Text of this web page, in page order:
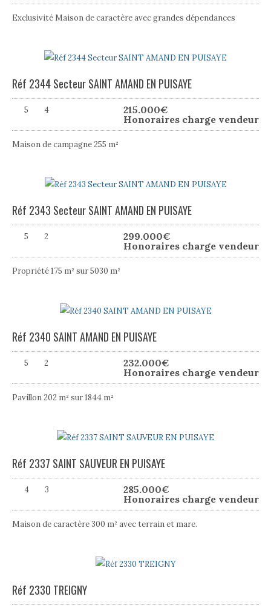
Exclusivité Maison de caractère avec grandes dépendances
Réf 2344 Secteur SAINT AMAND EN PUISAYE
5 4 215.000€
Honoraires charge vendeur
Maison de campagne 255 m²
Réf 2343 Secteur SAINT AMAND EN PUISAYE
5 2 299.000€
Honoraires charge vendeur
Propriété 175 m² sur 5030 m²
Réf 2340 SAINT AMAND EN PUISAYE
5 2 232.000€
Honoraires charge vendeur
Pavillon 202 m² sur 1844 m²
Réf 2337 SAINT SAUVEUR EN PUISAYE
4 3 285.000€
Honoraires charge vendeur
Maison de caractère 300 m² avec terrain et mare.
Réf 2330 TREIGNY